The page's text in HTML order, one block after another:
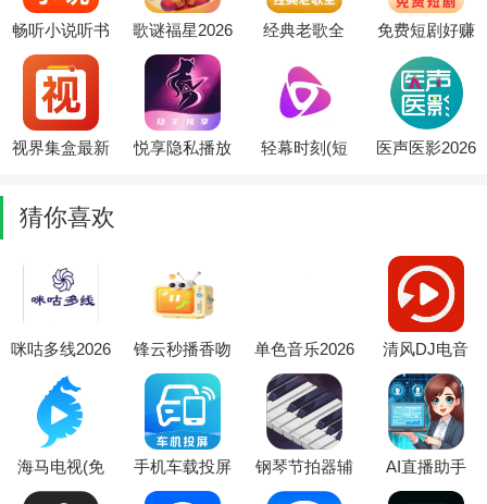
畅听小说听书
(免费小说阅
读器)
歌谜福星2026
最新版本
经典老歌全
版本
免费短剧好赚
2026最新版本
视界集盒最新
悦享隐私播放
轻幕时刻(短
医声医影2026
猜你喜欢
咪咕多线2026
官方最新版本
锋云秒播香吻
版2026官方最
新版本
单色音乐2026
官方最新版本
清风DJ电音
库(音乐创作
应用)
海马电视(免
费追剧软件)
手机车载投屏
2026官方最新
钢琴节拍器辅
助(钢琴学习
AI直播助手
(直播写作辅